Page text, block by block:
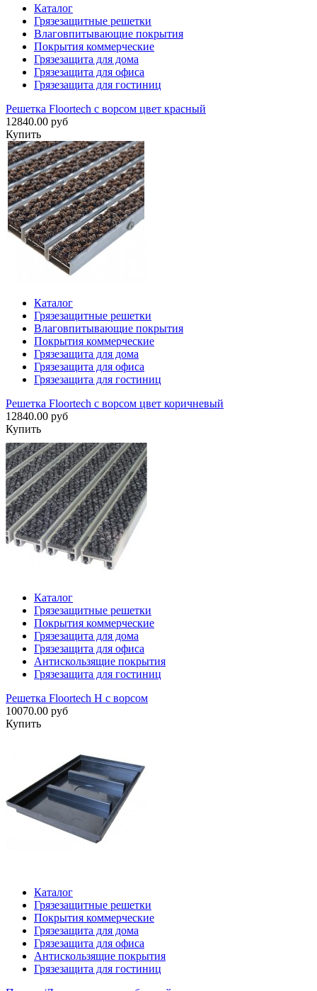
Каталог
Грязезащитные решетки
Влаговпитывающие покрытия
Покрытия коммерческие
Грязезащита для дома
Грязезащита для офиса
Грязезащита для гостиниц
Решетка Floortech с ворсом цвет красный
12840.00 руб
Купить
Каталог
Грязезащитные решетки
Влаговпитывающие покрытия
Покрытия коммерческие
Грязезащита для дома
Грязезащита для офиса
Грязезащита для гостиниц
Решетка Floortech с ворсом цвет коричневый
12840.00 руб
Купить
Каталог
Грязезащитные решетки
Покрытия коммерческие
Грязезащита для дома
Грязезащита для офиса
Антискользящие покрытия
Грязезащита для гостиниц
Решетка Floortech H с ворсом
10070.00 руб
Купить
Каталог
Грязезащитные решетки
Покрытия коммерческие
Грязезащита для дома
Грязезащита для офиса
Антискользящие покрытия
Грязезащита для гостиниц